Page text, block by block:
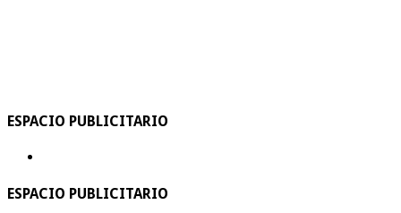
ESPACIO PUBLICITARIO
ESPACIO PUBLICITARIO